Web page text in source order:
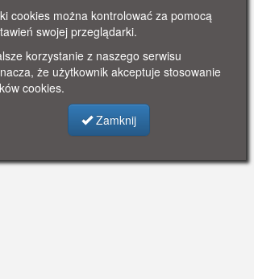
cookies można kontrolować za pomocą
swojej przeglądarki.
korzystanie z naszego serwisu
że użytkownik akceptuje stosowanie
cookies.
Zamknij